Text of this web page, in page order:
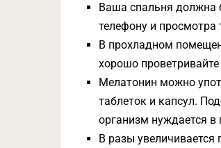
Ваша спальня должна
телефону и
В прохладном
хорошо
Мелатонин можно
таблеток и капсул.
организм нуждается в
В разы увеличивается